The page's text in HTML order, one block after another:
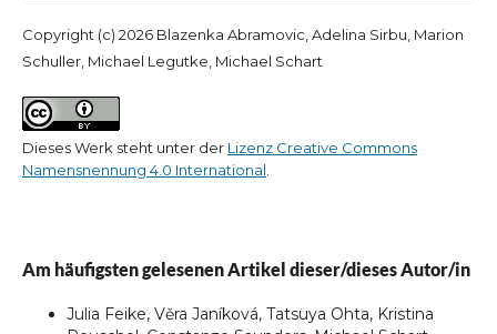
Copyright (c) 2026 Blazenka Abramovic, Adelina Sirbu, Marion
Schuller, Michael Legutke, Michael Schart
Dieses Werk steht unter der Lizenz Creative Commons
Namensnennung 4.0 International.
Am häufigsten gelesenen Artikel dieser/dieses Autor/in
Julia Feike, Věra Janíková, Tatsuya Ohta, Kristina